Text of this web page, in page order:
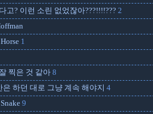
고? 이런 소린 없었잖아???!!!!??? 2
1
찍은 것 같아 8
하던 대로 그냥 계속 해야지 4
9